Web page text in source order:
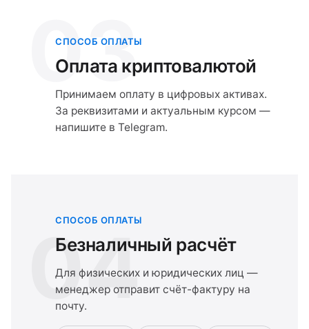
03
СПОСОБ ОПЛАТЫ
Оплата криптовалютой
Принимаем оплату в цифровых активах.
За реквизитами и актуальным курсом —
напишите в Telegram.
04
СПОСОБ ОПЛАТЫ
Безналичный расчёт
Для физических и юридических лиц —
менеджер отправит счёт-фактуру на
почту.